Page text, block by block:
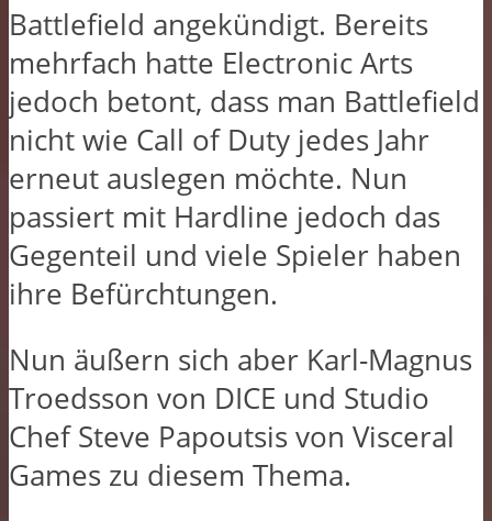
Battlefield angekündigt. Bereits
mehrfach hatte Electronic Arts
jedoch betont, dass man Battlefield
nicht wie Call of Duty jedes Jahr
erneut auslegen möchte. Nun
passiert mit Hardline jedoch das
Gegenteil und viele Spieler haben
ihre Befürchtungen.
Nun äußern sich aber Karl-Magnus
Troedsson von DICE und Studio
Chef Steve Papoutsis von Visceral
Games zu diesem Thema.